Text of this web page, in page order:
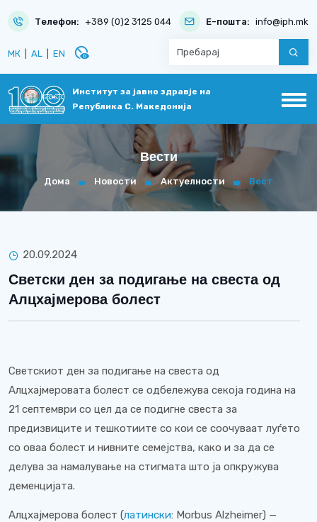
Телефон: +389 (0)2 3125 044 Е-пошта: info@iph.mk
МК AL EN disabled_visible
Институт за јавно здравје на
Република С. Македонија
Вести
Дома Новости Актуелности Вест
20.09.2024
Светски ден за подигање на свеста од
Алцхајмерова болест
Светскиот ден за подигање на свеста од
Алцхајмеровата болест се одбележува секоја година на
21 септември со цел да се подигне свеста за
предизвиците и тешкотиите со кои се соочуваат луѓето
со оваа болест и нивните семејства, како и за да се
делува за намалување на стигмата што ја опкружува
деменцијата.
Алцхајмерова болест (латински: Morbus Alzheimer) —